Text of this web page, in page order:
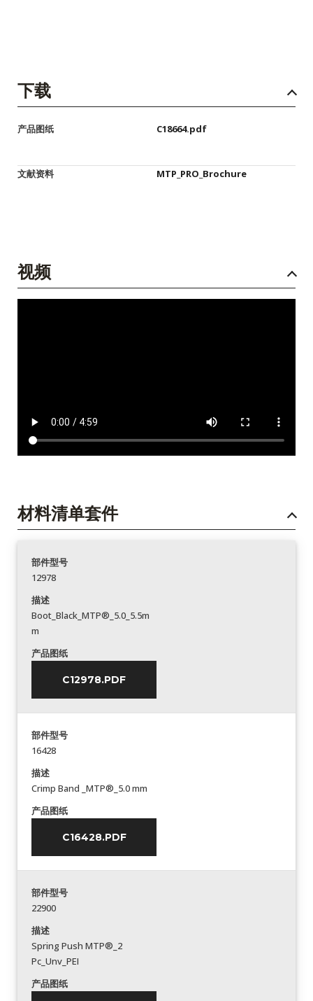
下载
产品图纸 C18664.pdf
文献资料 MTP_PRO_Brochure
视频
材料清单套件
部件型号
12978
描述
Boot_Black_MTP®_5.0_5.5m
m
产品图纸
C12978.PDF
部件型号
16428
描述
Crimp Band _MTP®_5.0 mm
产品图纸
C16428.PDF
部件型号
22900
描述
Spring Push MTP®_2
Pc_Unv_PEI
产品图纸